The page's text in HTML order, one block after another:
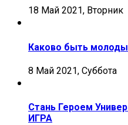
18 Май 2021, Вторник
Каково быть
8 Май 2021, Суббота
Стань Героем
ИГРА